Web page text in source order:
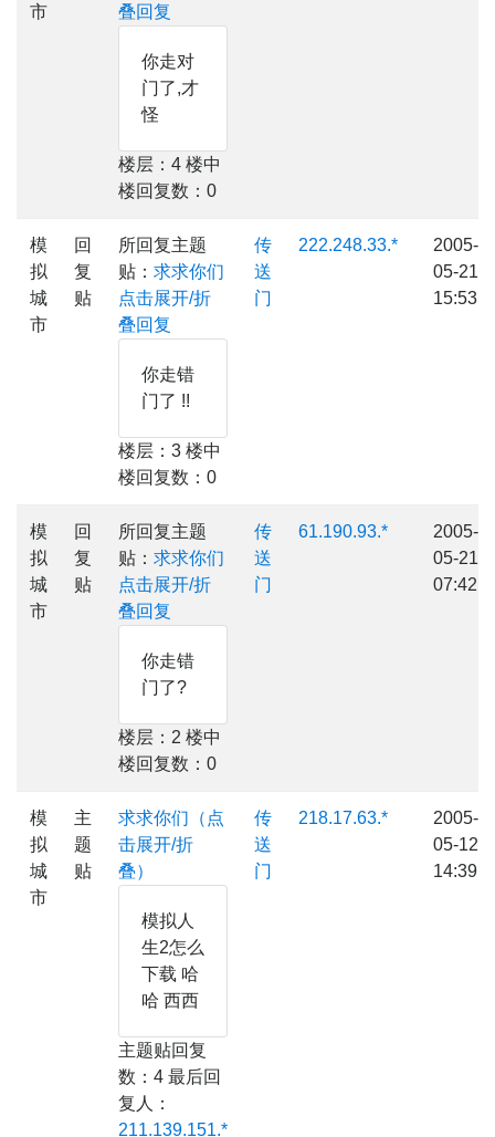
市
叠回复
你走对
门了,才
怪
楼层：4 楼中
楼回复数：0
模
拟
城
市
回
复
贴
所回复主题
贴： 求求你们
点击展开/折
叠回复
你走错
门了 !!
楼层：3 楼中
楼回复数：0
传
送
门
222.248.33.*
2005-
05-21
15:53
模
拟
城
市
回
复
贴
所回复主题
贴： 求求你们
点击展开/折
叠回复
你走错
门了?
楼层：2 楼中
楼回复数：0
传
送
门
61.190.93.*
2005-
05-21
07:42
模
拟
城
市
主
题
贴
求求你们（点
击展开/折
叠）
模拟人
生2怎么
下载 哈
哈 西西
主题贴回复
数：4 最后回
复人：
211.139.151.*
传
送
门
218.17.63.*
2005-
05-12
14:39